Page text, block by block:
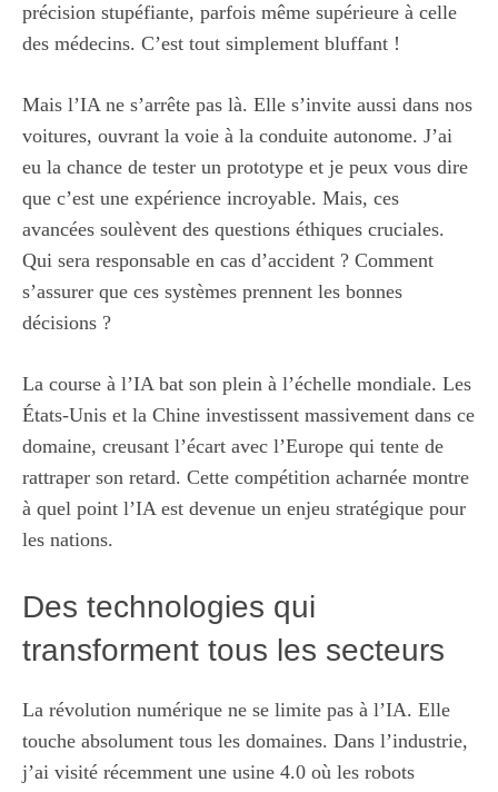
précision stupéfiante, parfois même supérieure à celle
des médecins. C’est tout simplement bluffant !
Mais l’IA ne s’arrête pas là. Elle s’invite aussi dans nos
voitures, ouvrant la voie à la conduite autonome. J’ai
eu la chance de tester un prototype et je peux vous dire
que c’est une expérience incroyable. Mais, ces
avancées soulèvent des questions éthiques cruciales.
Qui sera responsable en cas d’accident ? Comment
s’assurer que ces systèmes prennent les bonnes
décisions ?
La course à l’IA bat son plein à l’échelle mondiale. Les
États-Unis et la Chine investissent massivement dans ce
domaine, creusant l’écart avec l’Europe qui tente de
rattraper son retard. Cette compétition acharnée montre
à quel point l’IA est devenue un enjeu stratégique pour
les nations.
Des technologies qui
transforment tous les secteurs
La révolution numérique ne se limite pas à l’IA. Elle
touche absolument tous les domaines. Dans l’industrie,
j’ai visité récemment une usine 4.0 où les robots